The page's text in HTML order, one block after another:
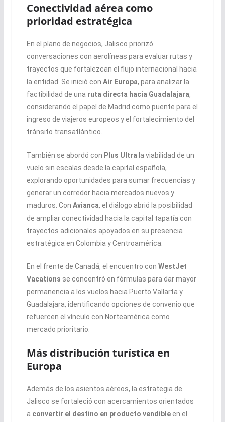
Conectividad aérea como
prioridad estratégica
En el plano de negocios, Jalisco priorizó
conversaciones con aerolíneas para evaluar rutas y
trayectos que fortalezcan el flujo internacional hacia
la entidad. Se inició con Air Europa, para analizar la
factibilidad de una ruta directa hacia Guadalajara,
considerando el papel de Madrid como puente para el
ingreso de viajeros europeos y el fortalecimiento del
tránsito transatlántico.
También se abordó con Plus Ultra la viabilidad de un
vuelo sin escalas desde la capital española,
explorando oportunidades para sumar frecuencias y
generar un corredor hacia mercados nuevos y
maduros. Con Avianca, el diálogo abrió la posibilidad
de ampliar conectividad hacia la capital tapatía con
trayectos adicionales apoyados en su presencia
estratégica en Colombia y Centroamérica.
En el frente de Canadá, el encuentro con WestJet
Vacations se concentró en fórmulas para dar mayor
permanencia a los vuelos hacia Puerto Vallarta y
Guadalajara, identificando opciones de convenio que
refuercen el vínculo con Norteamérica como
mercado prioritario.
Más distribución turística en
Europa
Además de los asientos aéreos, la estrategia de
Jalisco se fortaleció con acercamientos orientados
a convertir el destino en producto vendibleen el